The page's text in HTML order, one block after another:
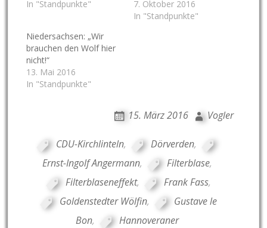
In "Standpunkte"
7. Oktober 2016
In "Standpunkte"
Niedersachsen: „Wir
brauchen den Wolf hier
nicht!“
13. Mai 2016
In "Standpunkte"
15. März 2016 Vogler
CDU-Kirchlinteln, Dörverden,
Ernst-Ingolf Angermann, Filterblase,
Filterblaseneffekt, Frank Fass,
Goldenstedter Wölfin,
Gustave le
Bon,
Hannoveraner